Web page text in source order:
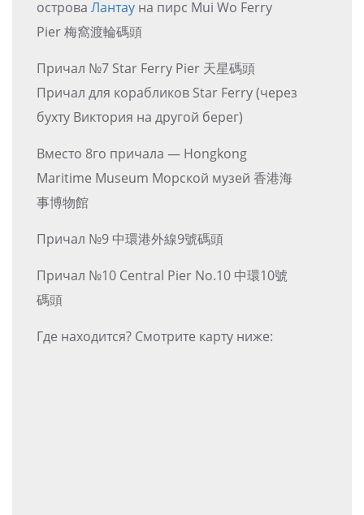
острова Лантау на пирс Mui Wo Ferry
Pier 梅窩渡輪碼頭
Причал №7 Star Ferry Pier 天星碼頭
Причал для корабликов Star Ferry (через
бухту Виктория на другой берег)
Вместо 8го причала — Hongkong
Maritime Museum Морской музей 香港海
事博物館
Причал №9 中環港外線9號碼頭
Причал №10 Central Pier No.10 中環10號
碼頭
Где находится? Смотрите карту ниже: